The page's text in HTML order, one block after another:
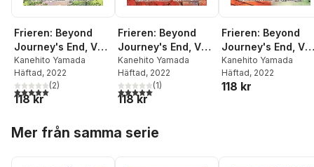
Frieren: Beyond
Journey's End, Vol.
1
Kanehito Yamada
Häftad, 2022
5,0utav 5 stjärnor. Totalt antal röster:
(2)
118 kr
Frieren: Beyond
Journey's End, Vol.
2
Kanehito Yamada
Häftad, 2022
5,0utav 5 stjärnor. Totalt antal röster:
(1)
118 kr
Frieren: Beyond
Journey's End,
3
Kanehito Yamada
Häftad, 2022
118 kr
Mer från samma serie